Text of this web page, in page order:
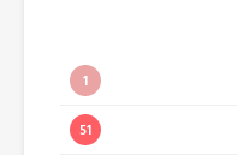
1
51